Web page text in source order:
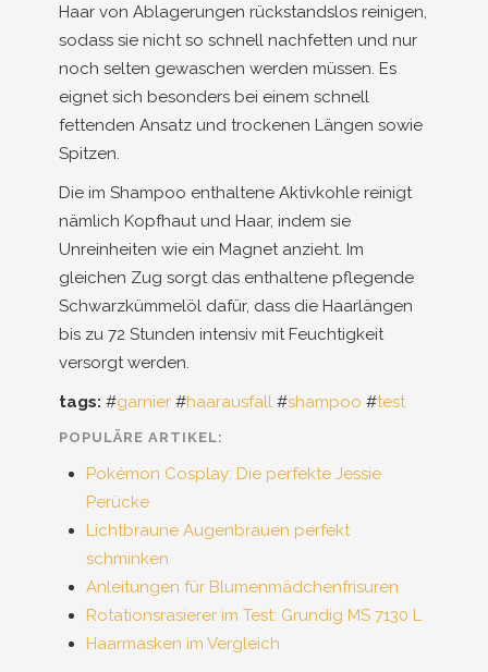
Haar von Ablagerungen rückstandslos reinigen,
sodass sie nicht so schnell nachfetten und nur
noch selten gewaschen werden müssen. Es
eignet sich besonders bei einem schnell
fettenden Ansatz und trockenen Längen sowie
Spitzen.
Die im Shampoo enthaltene Aktivkohle reinigt
nämlich Kopfhaut und Haar, indem sie
Unreinheiten wie ein Magnet anzieht. Im
gleichen Zug sorgt das enthaltene pflegende
Schwarzkümmelöl dafür, dass die Haarlängen
bis zu 72 Stunden intensiv mit Feuchtigkeit
versorgt werden.
tags: #garnier #haarausfall #shampoo #test
POPULÄRE ARTIKEL:
Pokémon Cosplay: Die perfekte Jessie
Perücke
Lichtbraune Augenbrauen perfekt
schminken
Anleitungen für Blumenmädchenfrisuren
Rotationsrasierer im Test: Grundig MS 7130 L
Haarmasken im Vergleich